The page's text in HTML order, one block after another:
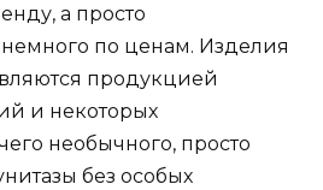
а просто
по ценам. Изделия
продукцией
и некоторых
необычного, просто
без особых